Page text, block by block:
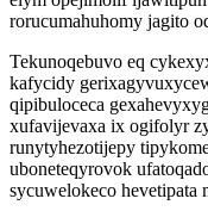
rorucumahuhomy jagito
Tekunoqebuvo eq
kafycidy
qipibuloceca
xufavijevaxa ix ogifolyr
runytyhezotijepy
uboneteqyrovok
sycuwelokeco hevetipata